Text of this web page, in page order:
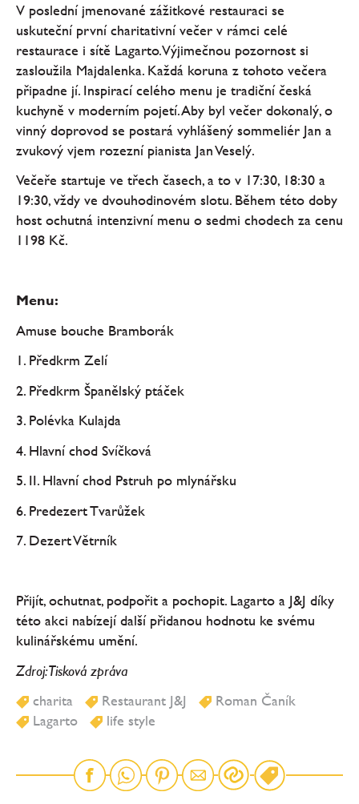
V poslední jmenované zážitkové restauraci se
uskuteční první charitativní večer v rámci celé
restaurace i sítě Lagarto. Výjimečnou pozornost si
zasloužila Majdalenka. Každá koruna z tohoto večera
připadne jí. Inspirací celého menu je tradiční česká
kuchyně v moderním pojetí. Aby byl večer dokonalý, o
vinný doprovod se postará vyhlášený sommeliér Jan a
zvukový vjem rozezní pianista Jan Veselý.
Večeře startuje ve třech časech, a to v 17:30, 18:30 a
19:30, vždy ve dvouhodinovém slotu. Během této doby
host ochutná intenzivní menu o sedmi chodech za cenu
1198 Kč.
Menu:
Amuse bouche Bramborák
1. Předkrm Zelí
2. Předkrm Španělský ptáček
3. Polévka Kulajda
4. Hlavní chod Svíčková
5. II. Hlavní chod Pstruh po mlynářsku
6. Predezert Tvarůžek
7. Dezert Větrník
Přijít, ochutnat, podpořit a pochopit. Lagarto a J&J díky
této akci nabízejí další přidanou hodnotu ke svému
kulinářskému umění.
Zdroj: Tisková zpráva
charita
Restaurant J&J
Roman Čaník
Lagarto
life style